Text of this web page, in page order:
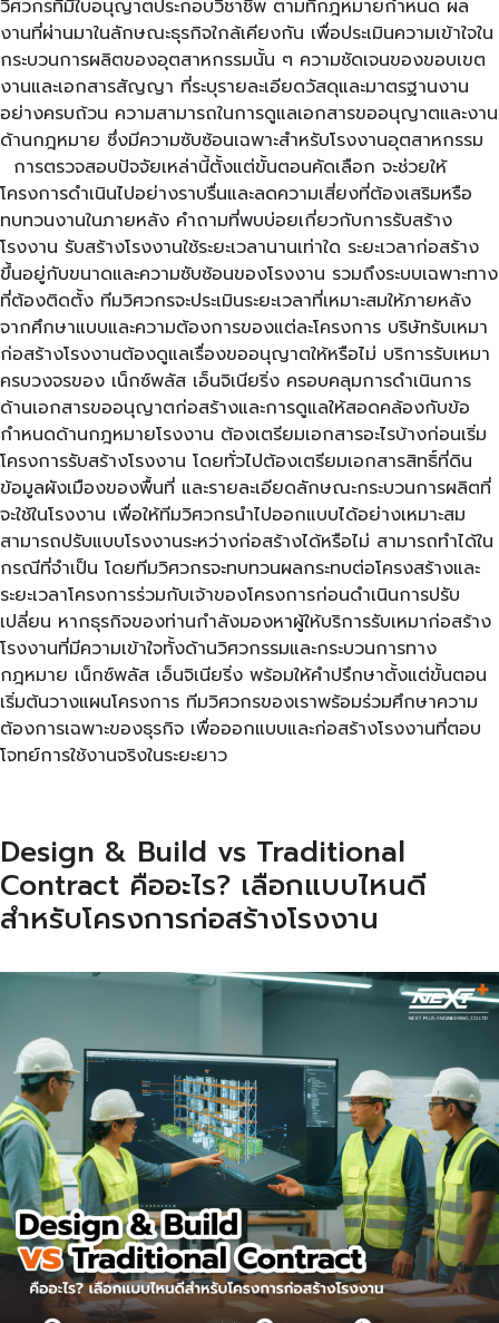
วิศวกรที่มีใบอนุญาตประกอบวิชาชีพ ตามที่กฎหมายกำหนด ผล
งานที่ผ่านมาในลักษณะธุรกิจใกล้เคียงกัน เพื่อประเมินความเข้าใจใน
กระบวนการผลิตของอุตสาหกรรมนั้น ๆ ความชัดเจนของขอบเขต
งานและเอกสารสัญญา ที่ระบุรายละเอียดวัสดุและมาตรฐานงาน
อย่างครบถ้วน ความสามารถในการดูแลเอกสารขออนุญาตและงาน
ด้านกฎหมาย ซึ่งมีความซับซ้อนเฉพาะสำหรับโรงงานอุตสาหกรรม
การตรวจสอบปัจจัยเหล่านี้ตั้งแต่ขั้นตอนคัดเลือก จะช่วยให้
โครงการดำเนินไปอย่างราบรื่นและลดความเสี่ยงที่ต้องเสริมหรือ
ทบทวนงานในภายหลัง คำถามที่พบบ่อยเกี่ยวกับการรับสร้าง
โรงงาน รับสร้างโรงงานใช้ระยะเวลานานเท่าใด ระยะเวลาก่อสร้าง
ขึ้นอยู่กับขนาดและความซับซ้อนของโรงงาน รวมถึงระบบเฉพาะทาง
ที่ต้องติดตั้ง ทีมวิศวกรจะประเมินระยะเวลาที่เหมาะสมให้ภายหลัง
จากศึกษาแบบและความต้องการของแต่ละโครงการ บริษัทรับเหมา
ก่อสร้างโรงงานต้องดูแลเรื่องขออนุญาตให้หรือไม่ บริการรับเหมา
ครบวงจรของ เน็กซ์พลัส เอ็นจิเนียริ่ง ครอบคลุมการดำเนินการ
ด้านเอกสารขออนุญาตก่อสร้างและการดูแลให้สอดคล้องกับข้อ
กำหนดด้านกฎหมายโรงงาน ต้องเตรียมเอกสารอะไรบ้างก่อนเริ่ม
โครงการรับสร้างโรงงาน โดยทั่วไปต้องเตรียมเอกสารสิทธิ์ที่ดิน
ข้อมูลผังเมืองของพื้นที่ และรายละเอียดลักษณะกระบวนการผลิตที่
จะใช้ในโรงงาน เพื่อให้ทีมวิศวกรนำไปออกแบบได้อย่างเหมาะสม
สามารถปรับแบบโรงงานระหว่างก่อสร้างได้หรือไม่ สามารถทำได้ใน
กรณีที่จำเป็น โดยทีมวิศวกรจะทบทวนผลกระทบต่อโครงสร้างและ
ระยะเวลาโครงการร่วมกับเจ้าของโครงการก่อนดำเนินการปรับ
เปลี่ยน หากธุรกิจของท่านกำลังมองหาผู้ให้บริการรับเหมาก่อสร้าง
โรงงานที่มีความเข้าใจทั้งด้านวิศวกรรมและกระบวนการทาง
กฎหมาย เน็กซ์พลัส เอ็นจิเนียริ่ง พร้อมให้คำปรึกษาตั้งแต่ขั้นตอน
เริ่มต้นวางแผนโครงการ ทีมวิศวกรของเราพร้อมร่วมศึกษาความ
ต้องการเฉพาะของธุรกิจ เพื่อออกแบบและก่อสร้างโรงงานที่ตอบ
โจทย์การใช้งานจริงในระยะยาว
Design & Build vs Traditional
Contract คืออะไร? เลือกแบบไหนดี
สำหรับโครงการก่อสร้างโรงงาน